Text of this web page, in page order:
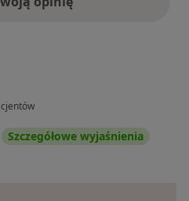
Szczegółowe wyjaśnienia